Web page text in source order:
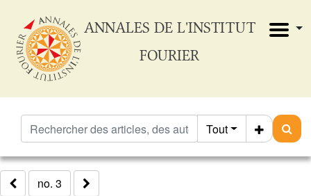
ANNALES DE L'INSTITUT
FOURIER
Tout
no. 3